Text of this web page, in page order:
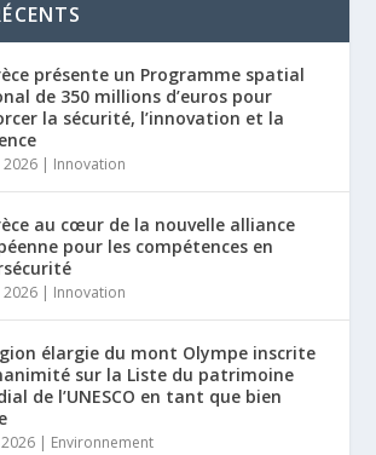
présente un Programme spatial
de 350 millions d’euros pour
la sécurité, l’innovation et la
2026 | Innovation
au cœur de la nouvelle alliance
pour les compétences en
2026 | Innovation
élargie du mont Olympe inscrite
sur la Liste du patrimoine
de l’UNESCO en tant que bien
2026 | Environnement